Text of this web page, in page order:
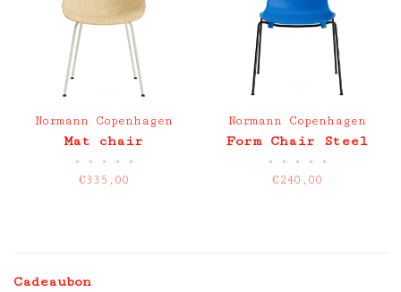
Normann Copenhagen
Mat chair
• • • • •
€335,00
Normann Copenhagen
Form Chair Steel
• • • • •
€240,00
Cadeaubon